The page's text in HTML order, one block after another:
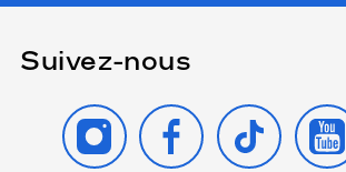
Suivez-nous
INSTAGRAMFACEBOOK
TIKTOK